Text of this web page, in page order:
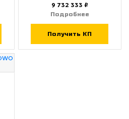
9 732 333 ₽
Подробнее
Получить КП